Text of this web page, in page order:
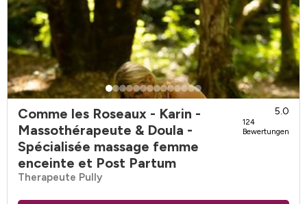
Comme les Roseaux - Karin -
Massothérapeute & Doula -
Spécialisée massage femme
enceinte et Post Partum
5.0
124
Bewertungen
Therapeute Pully